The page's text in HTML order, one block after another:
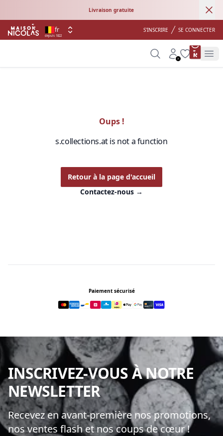
Livraison gratuite
depuis 1822
fr S'INSCRIRE SE CONNECTER
SearchAccount
Wishlist
Oups !
s.collections.at is not a function
Retour à la page d'accueil
Contactez-nous →
Paiement sécurisé
INSCRIVEZ-VOUS À NOTRE
NEWSLETTER
Recevez en avant-première nos promotions,
nos ventes flash et nos coups de cœur !